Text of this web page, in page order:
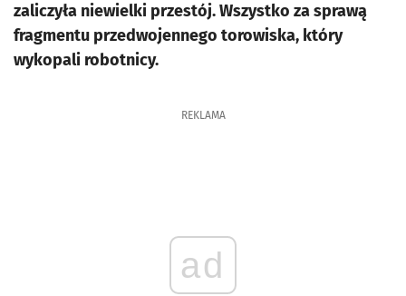
zaliczyła niewielki przestój. Wszystko za sprawą
fragmentu przedwojennego torowiska, który
wykopali robotnicy.
REKLAMA
ad